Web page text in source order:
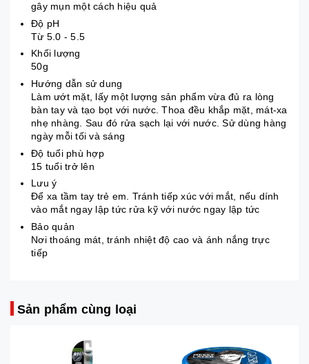
gây mụn một cách hiệu quả
Độ pH
Từ 5.0 - 5.5
Khối lượng
50g
Hướng dẫn sử dung
Làm ướt mặt, lấy một lượng sản phẩm vừa đủ ra lòng
bàn tay và tạo bọt với nước. Thoa đều khắp mặt, mát-xa
nhẹ nhàng. Sau đó rửa sạch lại với nước. Sử dùng hàng
ngày mỗi tối và sáng
Độ tuổi phù hợp
15 tuổi trở lên
Lưu ý
Để xa tầm tay trẻ em. Tránh tiếp xúc với mắt, nếu dính
vào mắt ngay lập tức rửa kỹ với nước ngay lập tức
Bảo quản
Nơi thoáng mát, tránh nhiệt độ cao và ánh nắng trực
tiếp
Sản phẩm cùng loại